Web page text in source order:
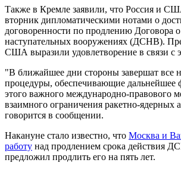
Также в Кремле заявили, что Россия и
вторник дипломатическими нотами о
договоренности по продлению Договора о
наступательных вооружениях (ДСНВ).
США выразили удовлетворение в связи с
"В ближайшее дни стороны завершат все
процедуры, обеспечивающие дальнейшее
этого важного международно-правового
взаимного ограничения ракетно-ядерных
говорится в сообщении.
Накануне стало известно, что Москва и
работу над продлением срока действия
предложил продлить его на пять лет.